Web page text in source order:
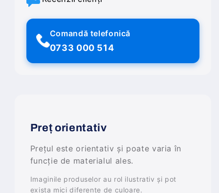
Comandă telefonică
0733 000 514
Preț orientativ
Prețul este orientativ și poate varia în
funcție de materialul ales.
Imaginile produselor au rol ilustrativ și pot
exista mici diferențe de culoare.